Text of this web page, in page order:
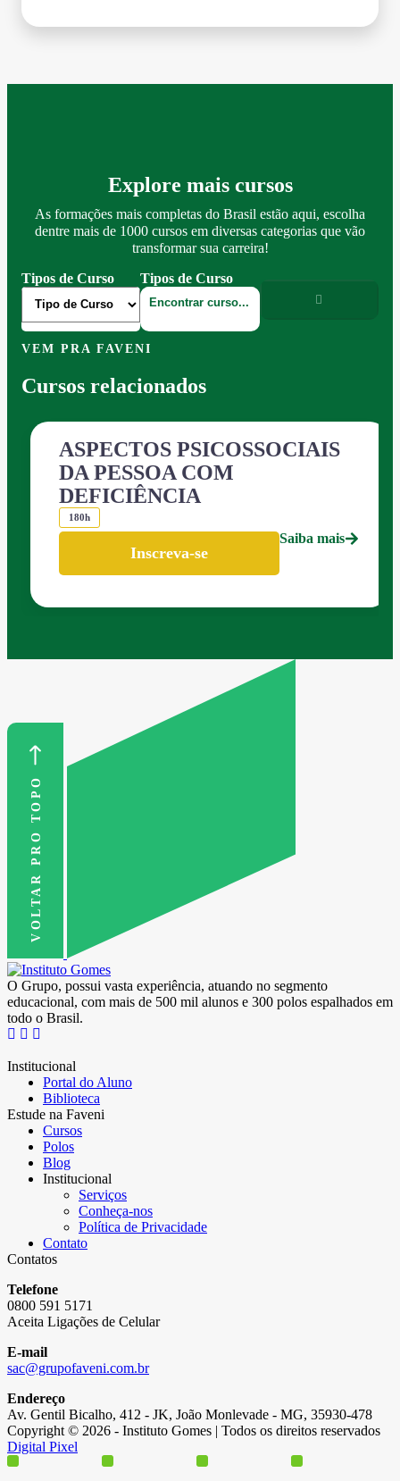
Explore mais cursos
As formações mais completas do Brasil estão aqui, escolha
dentre mais de 1000 cursos em diversas categorias que vão
transformar sua carreira!
Tipos de Curso
Tipos de Curso
VEM PRA FAVENI
Cursos relacionados
ASPECTOS PSICOSSOCIAIS
DA PESSOA COM
DEFICIÊNCIA
180h
Inscreva-se
Saiba mais
VOLTAR PRO TOPO
O Grupo, possui vasta experiência, atuando no segmento
educacional, com mais de 500 mil alunos e 300 polos espalhados em
todo o Brasil.
Institucional
Portal do Aluno
Biblioteca
Estude na Faveni
Cursos
Polos
Blog
Institucional
Serviços
Conheça-nos
Política de Privacidade
Contato
Contatos
Telefone
0800 591 5171
Aceita Ligações de Celular
E-mail
sac@grupofaveni.com.br
Endereço
Av. Gentil Bicalho, 412 - JK, João Monlevade - MG, 35930-478
Copyright © 2026 - Instituto Gomes | Todos os direitos reservados
Digital Pixel